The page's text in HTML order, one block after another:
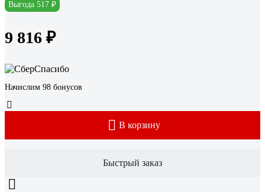
Выгода 517 ₽
9 816 ₽
Начислим 98 бонусов
В корзину
Быстрый заказ